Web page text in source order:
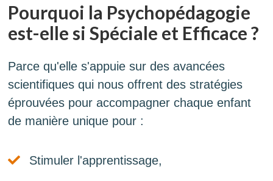
Pourquoi la Psychopédagogie
est-elle si Spéciale et Efficace ?
Parce qu'elle s'appuie sur des avancées
scientifiques qui nous offrent des stratégies
éprouvées pour accompagner chaque enfant
de manière unique pour :
Stimuler l'apprentissage,